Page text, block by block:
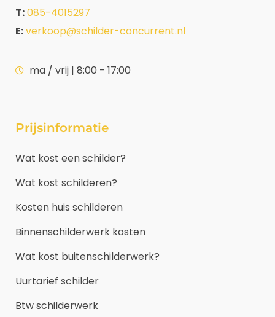
T:085-4015297
E:verkoop@schilder-concurrent.nl
ma / vrij | 8:00 - 17:00
Prijsinformatie
Wat kost een schilder?
Wat kost schilderen?
Kosten huis schilderen
Binnenschilderwerk kosten
Wat kost buitenschilderwerk?
Uurtarief schilder
Btw schilderwerk